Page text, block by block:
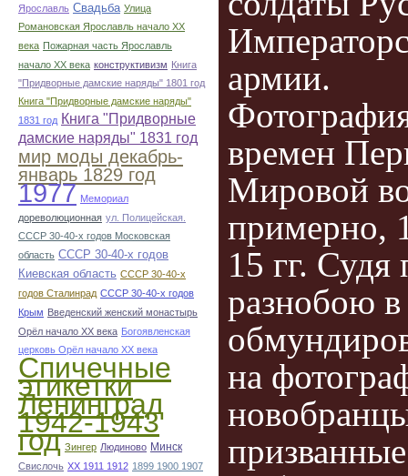
Ярославль Свадьба Улица
Романовская Ярославль начало ХХ
века Пожарная часть Ярославль
начало ХХ века конструктивизм Книга
"Придворные дамские наряды" 1801 год
Книга "Придворные дамские наряды"
1831 год Книга "Придворные
дамские наряды" 1831 год
мир моды декабрь-
январь 1829 год
1977 Мемориал
дореволюционная ул. Полицейская.
СССР 30-40-х годов Московская
область СССР 30-40-х годов
Киевская область СССР 30-40-х
годов Сталинрад СССР 30-40-х годов
Крым Введенский женский монастырь
Орёл начало ХХ века Богоявленская
церковь Орёл начало ХХ века
Спичечные
этикетки
Ленинград
1942-1943
год Зингер Людиново Минск
Свислочь XX 1911 1912 1899 1900 1907
армии.
времен
Мировой
примерно,
15 гг. Судя
разнобою в
на